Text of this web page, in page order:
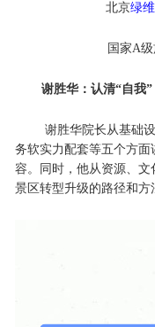
北京绿
国家A
谢胜华：认清“自我
谢胜华院长从基础
务软实力配套等五个方
容。同时，他从资源、
景区转型升级的路径和方